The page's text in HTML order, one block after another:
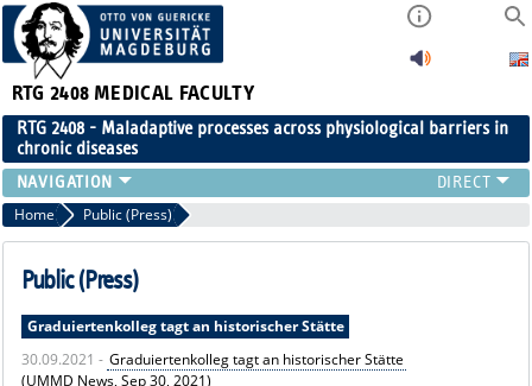
RTG 2408 MEDICAL FACULTY
RTG 2408 - Maladaptive processes across physiological barriers in
chronic diseases
PEOPLE
RESEARCH
PUBLICATIONS
PUBLIC (PRESS)
Home Public (Press)
Public (Press)
Graduiertenkolleg tagt an historischer Stätte
30.09.2021 - Graduiertenkolleg tagt an historischer Stätte
(UMMD News, Sep 30, 2021)